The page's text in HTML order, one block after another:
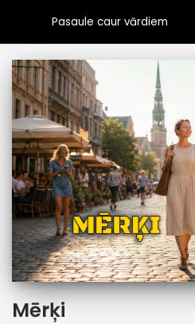
Skip
to
content
Pasaule caur vārdiem
Mērķi